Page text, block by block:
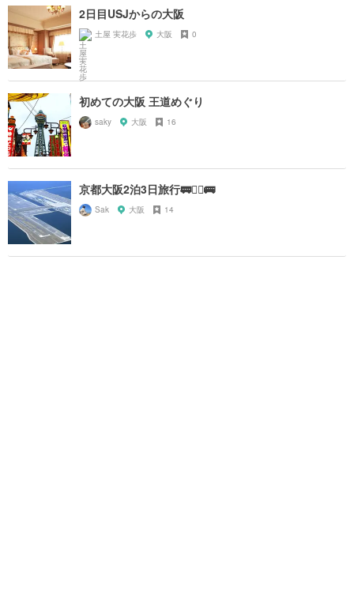
2日目USJからの大阪
土屋 実花歩 大阪 0
初めての大阪 王道めぐり
saky 大阪 16
京都大阪2泊3日旅行🚃🚶‍♀️🚌
Sak 大阪 14